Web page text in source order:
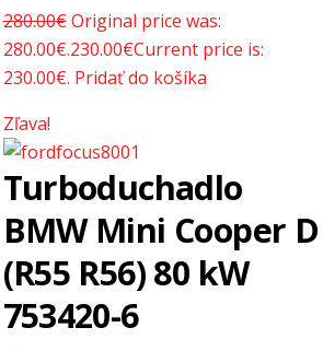
280.00€ Original price was:
280.00€.230.00€Current price is:
230.00€. Pridať do košíka
Zľava!
Turboduchadlo
BMW Mini Cooper D
(R55 R56) 80 kW
753420-6